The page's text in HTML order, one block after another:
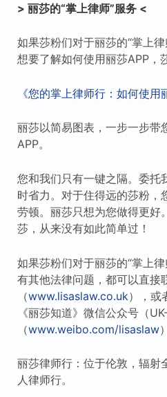
> 丽莎的“掌上律师”服务 <
如果莎粉们对于丽莎的“掌上
想要了解如何使用丽莎APP，
《您的掌上律师行：如何使用
丽莎以简易图表，一步一步带
APP。
您和我们只有一键之隔。委托
时省力。对于住得远的莎粉，
劳顿。丽莎只想为您做得更好
莎，从来没有如此简单过！
如果莎粉们对于丽莎的“掌上
有其他法律问题，都可以直接
（www.lisaslaw.co.uk），或
《丽莎知道》微信公众号（
（www.weibo.com/lisaslaw
丽莎律师行：位于伦敦，辐射
人律师行。